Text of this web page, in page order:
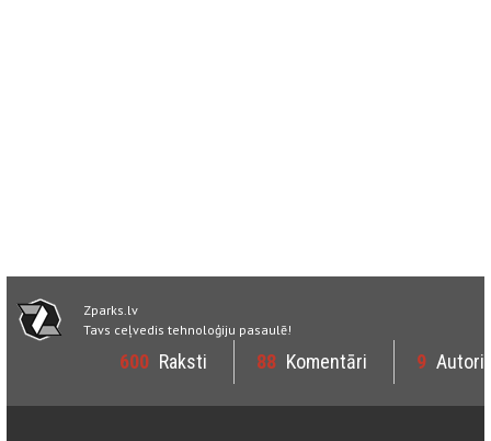
Zparks.lv
Tavs ceļvedis tehnoloģiju pasaulē!
600 Raksti 88 Komentāri 9 Autori